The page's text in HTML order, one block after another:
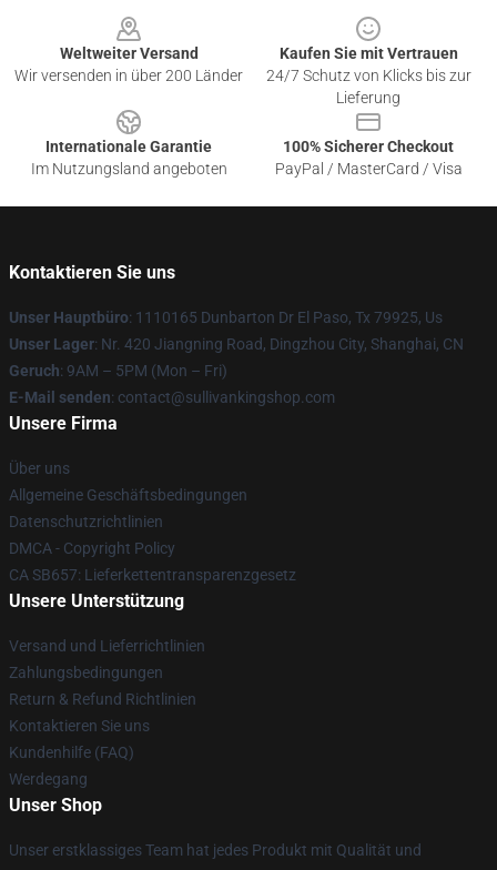
Weltweiter Versand
Wir versenden in über 200 Länder
Kaufen Sie mit Vertrauen
24/7 Schutz von Klicks bis zur
Lieferung
Internationale Garantie
Im Nutzungsland angeboten
100% Sicherer Checkout
PayPal / MasterCard / Visa
Kontaktieren Sie uns
Unser Hauptbüro: 1110165 Dunbarton Dr El Paso, Tx 79925, Us
Unser Lager: Nr. 420 Jiangning Road, Dingzhou City, Shanghai, CN
Geruch: 9AM – 5PM (Mon – Fri)
E-Mail senden: contact@sullivankingshop.com
Unsere Firma
Über uns
Allgemeine Geschäftsbedingungen
Datenschutzrichtlinien
DMCA - Copyright Policy
CA SB657: Lieferkettentransparenzgesetz
Unsere Unterstützung
Versand und Lieferrichtlinien
Zahlungsbedingungen
Return & Refund Richtlinien
Kontaktieren Sie uns
Kundenhilfe (FAQ)
Werdegang
Unser Shop
Unser erstklassiges Team hat jedes Produkt mit Qualität und